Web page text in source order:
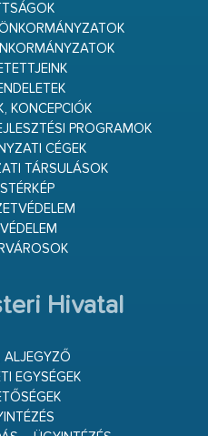
ÖNKORMÁNYZATOK
KONCEPCIÓK
PROGRAMOK
CÉGEK
TÁRSULÁSOK
Hivatal
ALJEGYZŐ
EGYSÉGEK